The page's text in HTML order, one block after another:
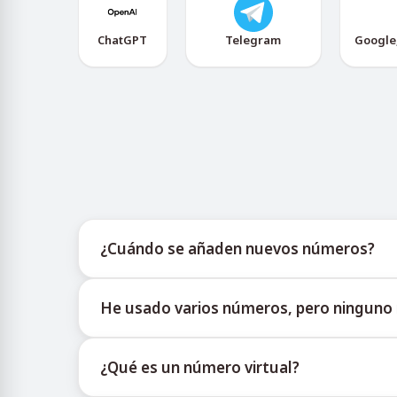
ChatGPT Telegram
¿Cuándo se añaden nuevos números?
ofrece actualizaciones oportunas para ayudar a
He usado varios números, pero
temporales por diversos motivos. Para
¿Qué es un número virtual?